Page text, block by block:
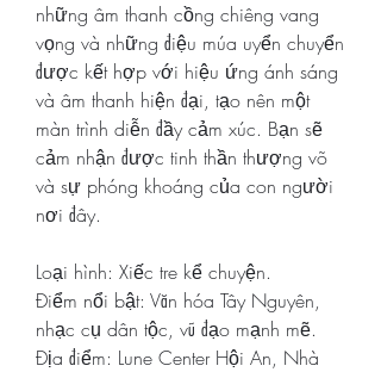
những âm thanh cồng chiêng vang
vọng và những điệu múa uyển chuyển
được kết hợp với hiệu ứng ánh sáng
và âm thanh hiện đại, tạo nên một
màn trình diễn đầy cảm xúc. Bạn sẽ
cảm nhận được tinh thần thượng võ
và sự phóng khoáng của con người
nơi đây.
Loại hình: Xiếc tre kể chuyện.
Điểm nổi bật: Văn hóa Tây Nguyên,
nhạc cụ dân tộc, vũ đạo mạnh mẽ.
Địa điểm: Lune Center Hội An, Nhà